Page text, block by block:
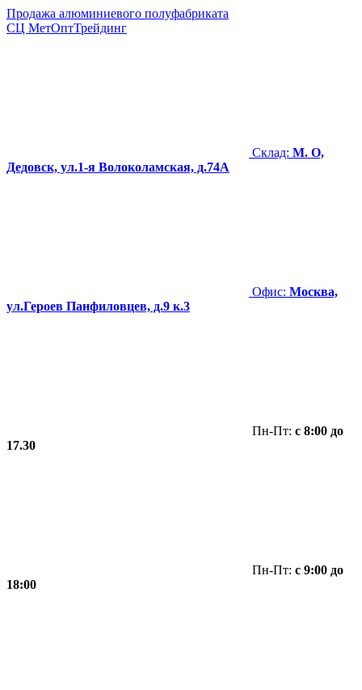
Продажа алюминиевого полуфабриката
СЦ МетОптТрейдинг
Склад: М. О,
Дедовск, ул.1-я Волоколамская, д.74А
Офис: Москва,
ул.Героев Панфиловцев, д.9 к.3
Пн-Пт: с 8:00 до
17.30
Пн-Пт: с 9:00 до
18:00